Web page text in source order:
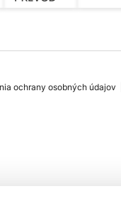
ochrany osobných údajov